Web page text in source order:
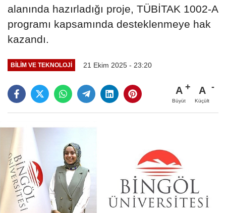
alanında hazırladığı proje, TÜBİTAK 1002-A
programı kapsamında desteklenmeye hak
kazandı.
BILIM VE TEKNOLOJI 21 Ekim 2025 - 23:20
A
Büyüt
A
Küçült